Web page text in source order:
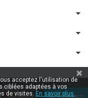
| Fait par ESH-dev.fr
votre
acceptez l'utilisation de
ciblées adaptées à vos
de visites. En savoir plus.